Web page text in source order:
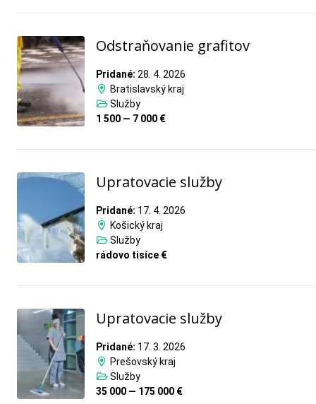
Odstraňovanie grafitov
Pridané: 28. 4. 2026
Bratislavský kraj
Služby
1 500 — 7 000 €
Upratovacie služby
Pridané: 17. 4. 2026
Košický kraj
Služby
rádovo tisíce €
Upratovacie služby
Pridané: 17. 3. 2026
Prešovský kraj
Služby
35 000 — 175 000 €